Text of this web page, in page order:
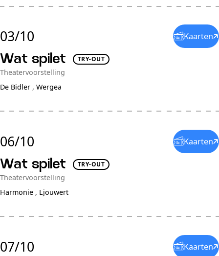
03/10
Wat spilet TRY-OUT
Theatervoorstelling
De Bidler , Wergea
Kaarten
06/10
Wat spilet TRY-OUT
Theatervoorstelling
Harmonie , Ljouwert
Kaarten
07/10 Kaarten